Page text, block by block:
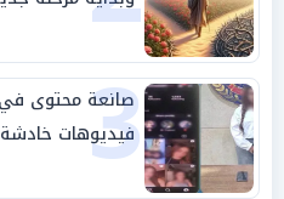
3
صانعة محتوى
فيديوهات خادشة